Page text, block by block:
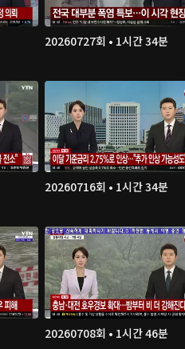
20260727회 • 1시간 34분
20260716회 • 1시간 34분
20260708회 • 1시간 46분